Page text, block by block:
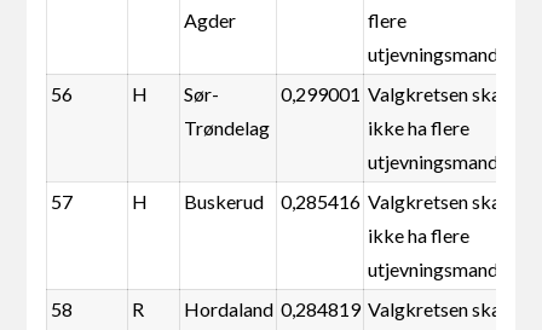
Agder
flere
utjevningsmandater
56
H
Sør-
Trøndelag
0,299001 Valgkretsen skal
ikke ha flere
utjevningsmandater
57
H Buskerud 0,285416 Valgkretsen skal
ikke ha flere
utjevningsmandater
58
R Hordaland 0,284819 Valgkretsen skal